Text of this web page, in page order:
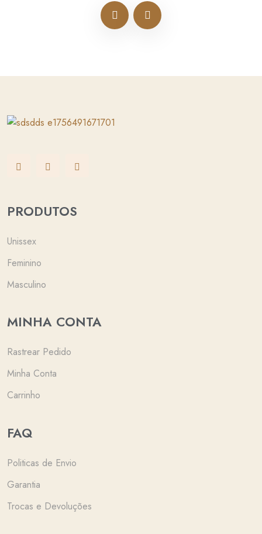
PRODUTOS
Unissex
Feminino
Masculino
MINHA CONTA
Rastrear Pedido
Minha Conta
Carrinho
FAQ
Politicas de Envio
Garantia
Trocas e Devoluções